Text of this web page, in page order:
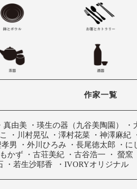
作家一覧
真由美 ・ 瑛生の器（九谷美陶園） ・
・ 川村晃弘 ・ 澤村花菜 ・ 神澤麻紀
男 ・ 外川ひろみ ・ 長尾徳太郎 ・ に
かず ・ 古荘美紀 ・ 古谷浩一 ・ 螢窯
・ 若生沙耶香 ・ IVORYオリジナル